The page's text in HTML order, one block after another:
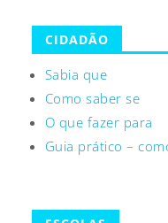
CIDADÃO
Sabia que
Como saber se
O que fazer para
Guia prático –